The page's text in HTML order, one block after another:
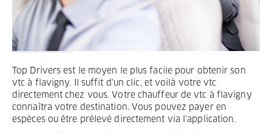
Top Drivers est le moyen le plus facile pour obtenir son
vtc à flavigny. Il suffit d'un clic, et voilà votre vtc
directement chez vous. Votre chauffeur de vtc à flavigny
connaîtra votre destination. Vous pouvez payer en
espèces ou être prélevé directement via l'application.